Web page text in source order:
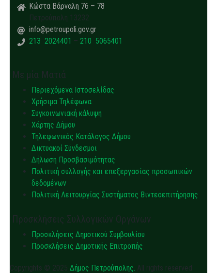
Κώστα Βάρναλη 76 – 78
Πετρούπολη 13232
info@petroupoli.gov.gr
213 2024401 – 210 5065401
Με μία Ματιά
Περιεχόμενα Ιστοσελίδας
Χρήσιμα Τηλέφωνα
Συγκοινωνιακή κάλυψη
Χάρτης Δήμου
Τηλεφωνικός Κατάλογος Δήμου
Δικτυακοί Σύνδεσμοι
Δήλωση Προσβασιμότητας
Πολιτική συλλογής και επεξεργασίας προσωπικών
δεδομένων
Πολιτική Λειτουργίας Συστήματος Βιντεοεπιτήρησης
Προσκλήσεις Συλλογικών Οργάνων
Προσκλήσεις Δημοτικού Συμβουλίου
Προσκλήσεις Δημοτικής Επιτροπής
Copyrights © 2025 Δήμος Πετρούπολης. All rights reserved.